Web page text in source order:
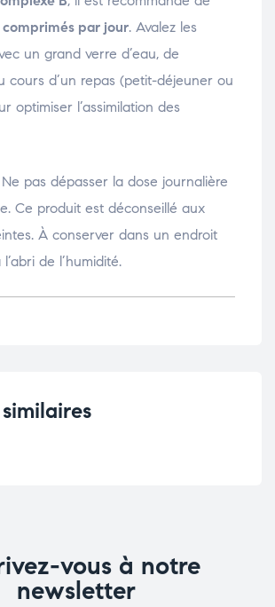
comprimés par jour. Avalez les
un grand verre d’eau, de
cours d’un repas (petit-déjeuner ou
optimiser l’assimilation des
pas dépasser la dose journalière
Ce produit est déconseillé aux
À conserver dans un endroit
de l’humidité.
vous à notre
newsletter